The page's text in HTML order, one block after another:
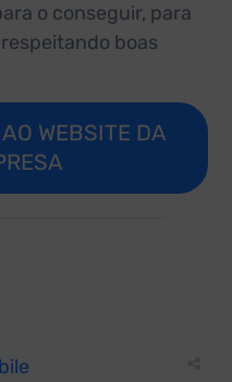
o conseguir, para
boas
WEBSITE DA